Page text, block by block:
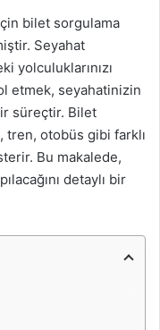
bilet sorgulama
Seyahat
yolculuklarınızı
etmek, seyahatinizin
süreçtir. Bilet
otobüs gibi farklı
Bu makalede,
detaylı bir